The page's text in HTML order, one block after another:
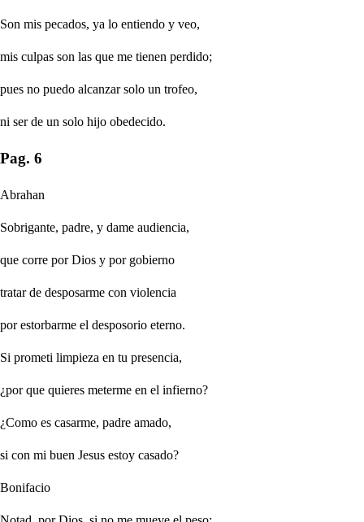
Son mis pecados, ya lo entiendo y veo,
mis culpas son las que me tienen perdido;
pues no puedo alcanzar solo un trofeo,
ni ser de un solo hijo obedecido.
Pag. 6
Abrahan
Sobrigante, padre, y dame audiencia,
que corre por Dios y por gobierno
tratar de desposarme con violencia
por estorbarme el desposorio eterno.
Si prometi limpieza en tu presencia,
¿por que quieres meterme en el infierno?
¿Como es casarme, padre amado,
si con mi buen Jesus estoy casado?
Bonifacio